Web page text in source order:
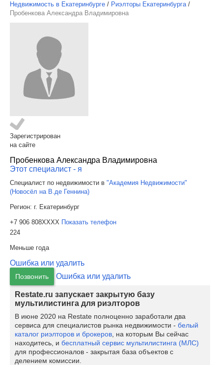
Недвижимость в Екатеринбурге / Риэлторы Екатеринбурга /
Пробенкова Александра Владимировна
Зарегистрирован
на сайте
Пробенкова Александра Владимировна
Этот специалист - я
Специалист по недвижимости в "Академия Недвижимости"
(Новосёл на В.де Геннина)
Регион: г. Екатеринбург
+7 906 808XXXX Показать телефон
224
Меньше года
Ошибка или удалить
Позвонить Ошибка или удалить
Restate.ru запускает закрытую базу
мультилистинга для риэлторов
В июне 2020 на Restate полноценно заработали два
сервиса для специалистов рынка недвижимости - белый
каталог риэлторов и брокеров , на которым Вы сейчас
находитесь, и бесплатный сервис мультилистинга (МЛС)
для профессионалов - закрытая база объектов с
делением комиссии.